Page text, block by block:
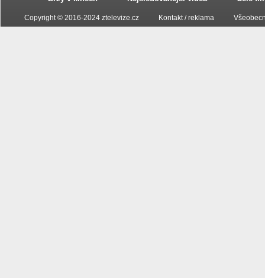
Copyright © 2016-2024 ztelevize.cz Kontakt / reklama